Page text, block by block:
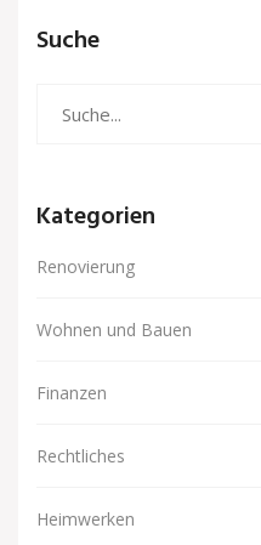
Suche
Kategorien
Renovierung
Wohnen und Bauen
Finanzen
Rechtliches
Heimwerken